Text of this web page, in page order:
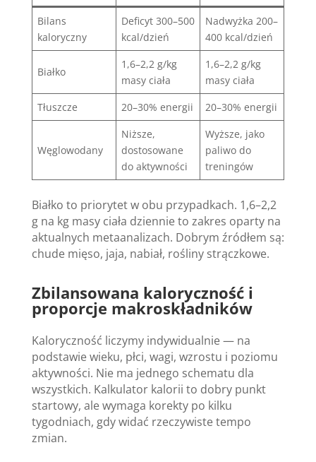
Bilans
kaloryczny
Deficyt 300–500
kcal/dzień
Nadwyżka 200–
400 kcal/dzień
Białko
1,6–2,2 g/kg
masy ciała
1,6–2,2 g/kg
masy ciała
Tłuszcze
20–30% energii 20–30% energii
Węglowodany
Niższe,
dostosowane
do aktywności
Wyższe, jako
paliwo do
treningów
Białko to priorytet w obu przypadkach. 1,6–2,2
g na kg masy ciała dziennie to zakres oparty na
aktualnych metaanalizach. Dobrym źródłem są:
chude mięso, jaja, nabiał, rośliny strączkowe.
Zbilansowana kaloryczność i
proporcje makroskładników
Kaloryczność liczymy indywidualnie — na
podstawie wieku, płci, wagi, wzrostu i poziomu
aktywności. Nie ma jednego schematu dla
wszystkich. Kalkulator kalorii to dobry punkt
startowy, ale wymaga korekty po kilku
tygodniach, gdy widać rzeczywiste tempo
zmian.